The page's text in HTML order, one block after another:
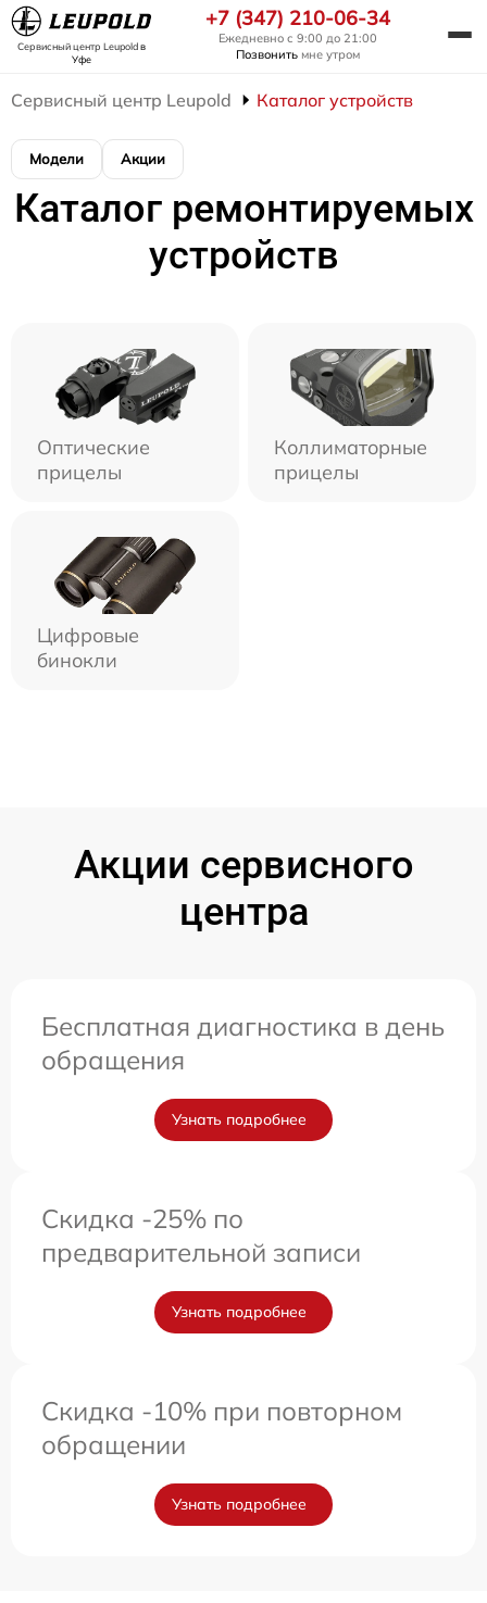
Сервисный центр Leupoldв
Уфе
+7 (347) 210-06-34
Ежедневно с 9:00 до 21:00
Позвонить мне утром
Сервисный центр Leupold Каталог устройств
Модели Акции
Каталог ремонтируемых
устройств
Оптические
прицелы
Коллиматорные
прицелы
Цифровые
бинокли
Акции сервисного
центра
Бесплатная диагностика в день
обращения
Узнать подробнее
Скидка -25% по
предварительной записи
Узнать подробнее
Скидка -10% при повторном
обращении
Узнать подробнее